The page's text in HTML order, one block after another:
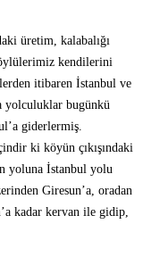
üretim, kalabalığı
kendilerini
itibaren İstanbul ve
yolculuklar bugünkü
giderlermiş.
ki köyün çıkışındaki
yoluna İstanbul yolu
Giresun’a, oradan
kadar kervan ile gidip,